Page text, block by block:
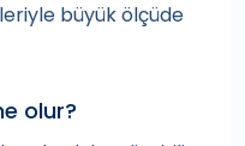
büyük ölçüde
olur?